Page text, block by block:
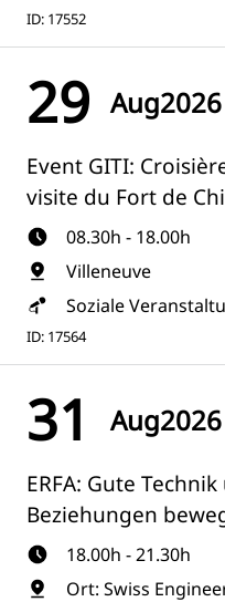
ID: 17552
29 Aug2026
Event GITI:
visite du Fort de
08.30h - 18.00h
Villeneuve
Soziale
ID: 17564
31 Aug2026
ERFA: Gute
Beziehungen
18.00h - 21.30h
Ort: Swiss